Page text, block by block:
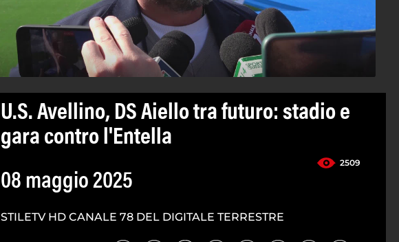
U.S. Avellino, DS Aiello tra futuro: stadio e
gara contro l'Entella
2509
08 maggio 2025
STILETV HD CANALE 78 DEL DIGITALE TERRESTRE